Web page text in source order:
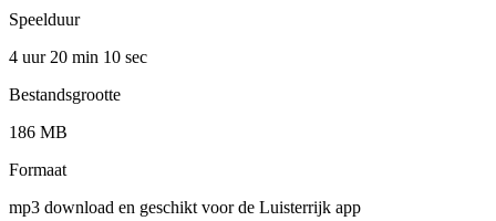
Speelduur
4 uur 20 min 10 sec
Bestandsgrootte
186 MB
Formaat
mp3 download en geschikt voor de Luisterrijk app